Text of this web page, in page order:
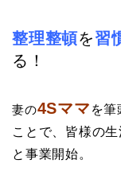
整理整頓を習
る！
妻の4Sママ を筆
ことで、皆様の
と事業開始。